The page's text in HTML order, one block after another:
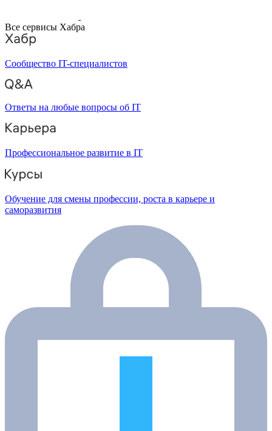
Все сервисы Хабра
Сообщество IT-специалистов
Ответы на любые вопросы об IT
Профессиональное развитие в IT
Обучение для смены профессии, роста в карьере и
саморазвития